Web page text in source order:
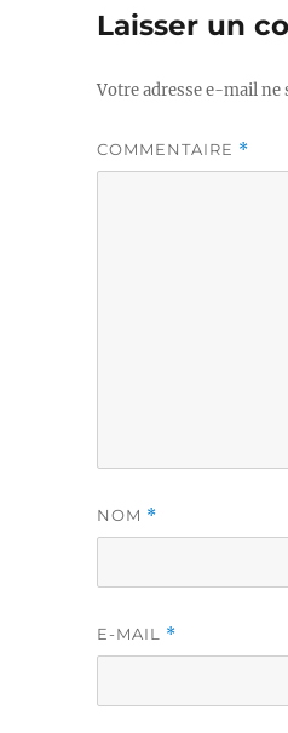
Laisser un
Votre adresse e-mail ne
COMMENTAIRE *
NOM *
E-MAIL *